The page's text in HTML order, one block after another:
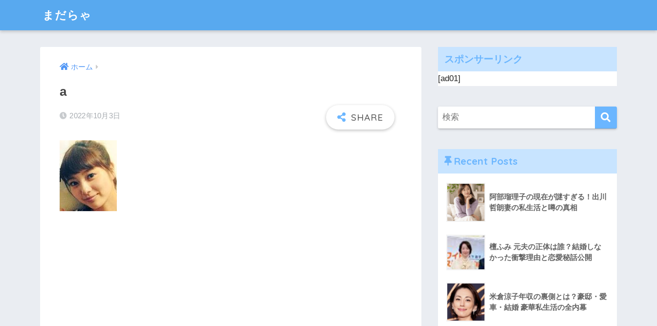
まだらゃ
ホーム
a
2022年10月3日
スポンサーリンク
[ad01]
Recent Posts
阿部瑠理子の現在が謎すぎる！出川
哲朗妻の私生活と噂の真相
檀ふみ 元夫の正体は誰？結婚しな
かった衝撃理由と恋愛秘話公開
米倉涼子年収の裏側とは？豪邸・愛
車・結婚 豪華私生活の全内幕